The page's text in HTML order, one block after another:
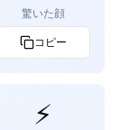
驚いた顔
コピー
⚡